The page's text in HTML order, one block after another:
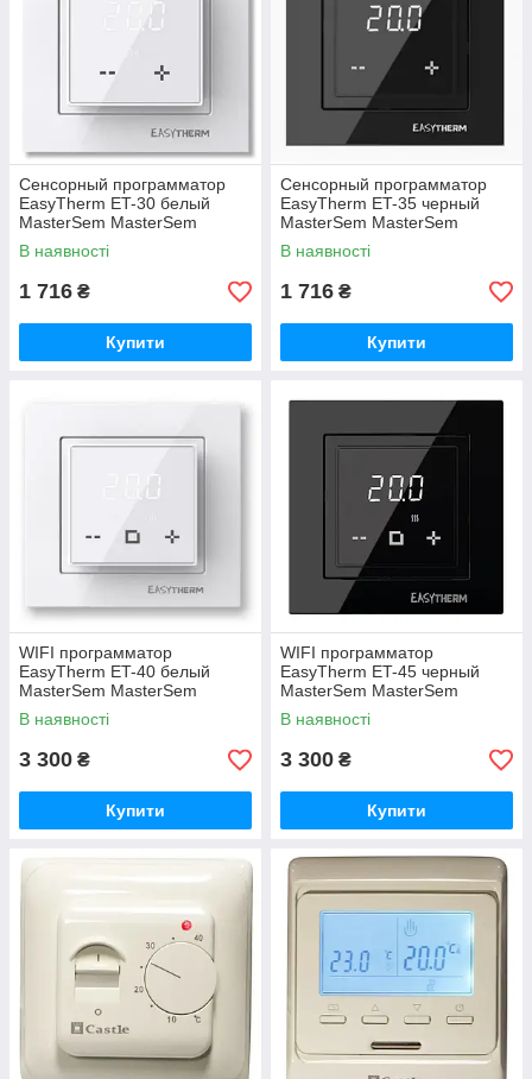
Сенсорный программатор
EasyTherm ET-30 белый
MasterSem MasterSem
В наявності
1 716 ₴
Купити
Сенсорный программатор
EasyTherm ET-35 черный
MasterSem MasterSem
В наявності
1 716 ₴
Купити
WIFI программатор
EasyTherm ET-40 белый
MasterSem MasterSem
В наявності
3 300 ₴
Купити
WIFI программатор
EasyTherm ET-45 черный
MasterSem MasterSem
В наявності
3 300 ₴
Купити